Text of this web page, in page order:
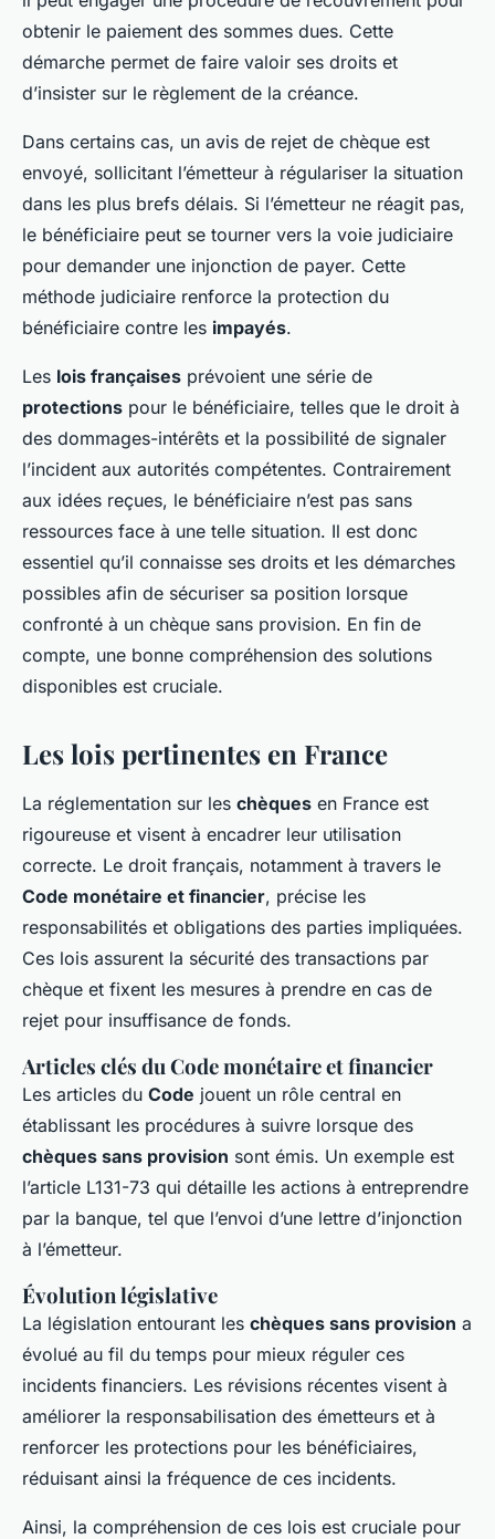
obtenir le paiement des sommes dues. Cette
démarche permet de faire valoir ses droits et
d’insister sur le règlement de la créance.
Dans certains cas, un avis de rejet de chèque est
envoyé, sollicitant l’émetteur à régulariser la situation
dans les plus brefs délais. Si l’émetteur ne réagit pas,
le bénéficiaire peut se tourner vers la voie judiciaire
pour demander une injonction de payer. Cette
méthode judiciaire renforce la protection du
bénéficiaire contre les impayés.
Les lois françaises prévoient une série de
protections pour le bénéficiaire, telles que le droit à
des dommages-intérêts et la possibilité de signaler
l’incident aux autorités compétentes. Contrairement
aux idées reçues, le bénéficiaire n’est pas sans
ressources face à une telle situation. Il est donc
essentiel qu’il connaisse ses droits et les démarches
possibles afin de sécuriser sa position lorsque
confronté à un chèque sans provision. En fin de
compte, une bonne compréhension des solutions
disponibles est cruciale.
Les lois pertinentes en France
La réglementation sur les chèques en France est
rigoureuse et visent à encadrer leur utilisation
correcte. Le droit français, notamment à travers le
Code monétaire et financier, précise les
responsabilités et obligations des parties impliquées.
Ces lois assurent la sécurité des transactions par
chèque et fixent les mesures à prendre en cas de
rejet pour insuffisance de fonds.
Articles clés du Code monétaire et financier
Les articles du Code jouent un rôle central en
établissant les procédures à suivre lorsque des
chèques sans provision sont émis. Un exemple est
l’article L131-73 qui détaille les actions à entreprendre
par la banque, tel que l’envoi d’une lettre d’injonction
à l’émetteur.
Évolution législative
La législation entourant les chèques sans provision a
évolué au fil du temps pour mieux réguler ces
incidents financiers. Les révisions récentes visent à
améliorer la responsabilisation des émetteurs et à
renforcer les protections pour les bénéficiaires,
réduisant ainsi la fréquence de ces incidents.
Ainsi, la compréhension de ces lois est cruciale pour